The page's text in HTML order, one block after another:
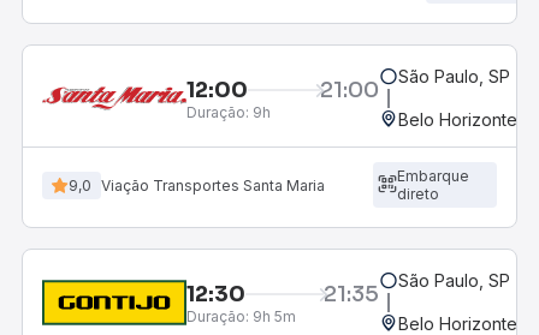
12:00 21:00
Duração: 9h
São Paulo, SP -
Belo Horizonte,
9,0 Viação Transportes Santa Maria
Embarque
direto
12:30 21:35
Duração: 9h 5m
São Paulo, SP -
Belo Horizonte,